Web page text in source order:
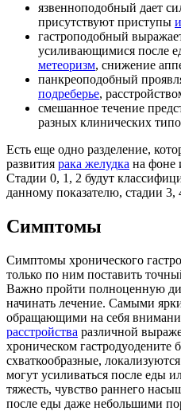
язвенноподобный дает
присутствуют приступы
гастроподобный
усиливающимися после
метеоризм, снижение
панкреоподобный
подреберье,
смешанное течение
разных клинических
Есть еще одно разделение,
развития рака желудка на фоне
Стадии 0, 1, 2 будут
данному показателю, стадии 3,
Симптомы
Симптомы хронического
только по ним поставить
Важно пройти полноценную
начинать лечение. Самыми
обращающими на себя
расстройства различной
хроническом
схваткообразные,
могут усиливаться после еды
тяжесть, чувство раннего
после еды даже небольшими